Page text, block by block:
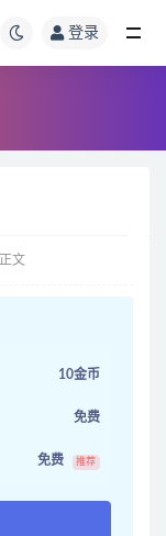
登录
正文
10金币
免费
免费 推荐